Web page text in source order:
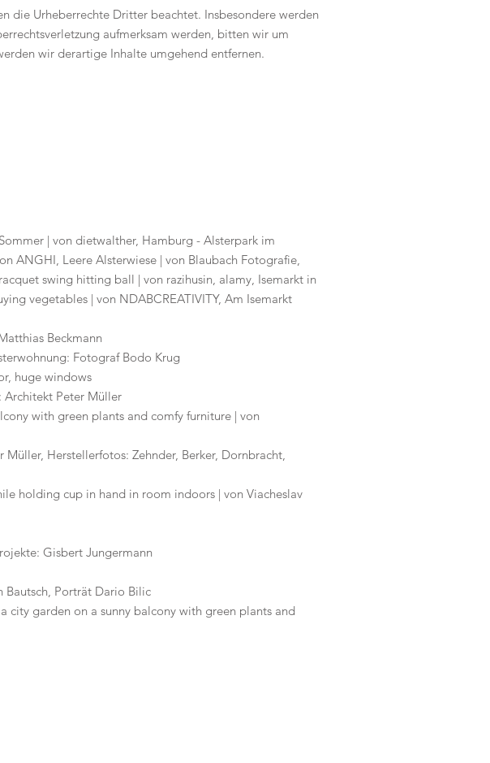
die Urheberrechte Dritter beachtet. Insbesondere werden
aufmerksam werden, bitten wir um
wir derartige Inhalte umgehend entfernen.
| von dietwalther, Hamburg - Alsterpark im
ANGHI, Leere Alsterwiese | von Blaubach Fotografie,
swing hitting ball | von razihusin, alamy, Isemarkt in
vegetables | von NDABCREATIVITY, Am Isemarkt
Beckmann
Fotograf Bodo Krug
huge windows
Architekt Peter Müller
with green plants and comfy furniture | von
Herstellerfotos: Zehnder, Berker, Dornbracht,
holding cup in hand in room indoors | von Viacheslav
Gisbert Jungermann
Bautsch, Porträt Dario Bilic
garden on a sunny balcony with green plants and